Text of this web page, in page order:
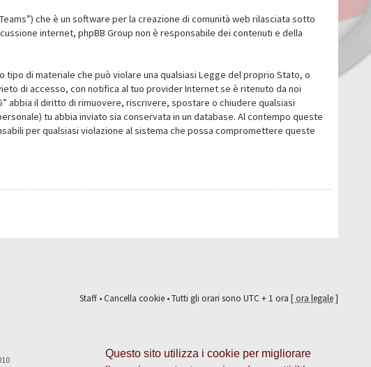
Questo sito utilizza i cookie per migliorare
che è un software per la creazione di comunità web rilasciata sotto
internet, phpBB Group non è responsabile dei contenuti e della
di materiale che può violare una qualsiasi Legge del proprio Stato, o
di accesso, con notifica al tuo provider Internet se è ritenuto da noi
abbia il diritto di rimuovere, riscrivere, spostare o chiudere qualsiasi
tu abbia inviato sia conservata in un database. Al contempo queste
per qualsiasi violazione al sistema che possa compromettere queste
Staff•Cancella cookie• Tutti gli orari sono UTC + 1 ora [ora legale]